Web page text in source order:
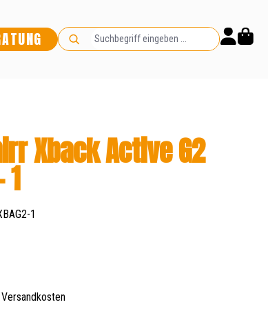
Xback Active G2
1